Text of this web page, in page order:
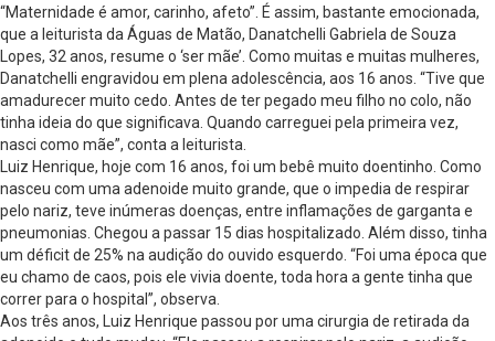
“Maternidade é amor, carinho, afeto”. É assim, bastante emocionada,
que a leiturista da Águas de Matão, Danatchelli Gabriela de Souza
Lopes, 32 anos, resume o ‘ser mãe’. Como muitas e muitas mulheres,
Danatchelli engravidou em plena adolescência, aos 16 anos. “Tive que
amadurecer muito cedo. Antes de ter pegado meu filho no colo, não
tinha ideia do que significava. Quando carreguei pela primeira vez,
nasci como mãe”, conta a leiturista.
Luiz Henrique, hoje com 16 anos, foi um bebê muito doentinho. Como
nasceu com uma adenoide muito grande, que o impedia de respirar
pelo nariz, teve inúmeras doenças, entre inflamações de garganta e
pneumonias. Chegou a passar 15 dias hospitalizado. Além disso, tinha
um déficit de 25% na audição do ouvido esquerdo. “Foi uma época que
eu chamo de caos, pois ele vivia doente, toda hora a gente tinha que
correr para o hospital”, observa.
Aos três anos, Luiz Henrique passou por uma cirurgia de retirada da